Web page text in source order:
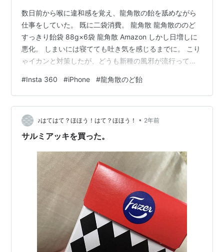
数日前から喉に違和感を覚え、龍角散の飴を舐めながら
仕事をしていた。 既に二袋消費。 龍角散 龍角散ののど
すっきり飴袋 88g×6袋 龍角散 Amazon しかし日増しに
悪化。 しまいには寝てても吐き気を感じるまでに。 こり
ゃイカンと対策したが、どうも新種の風邪が流行ってい
で飲み始めた。 やっと落ち着いて起き上がれたが、トー
タル三日は死んでた。 おかげで続いていたウォーキング
も記録が途絶えるし、おまけに誕生日を寝て過ごすハメ
になるし。 どこで罹ったんだろうね？と考えたが、多
分、博物館のあの人混み。 ちょうど無料開放日があり、
#Insta 360 #iPhone #龍角散のど飴
♪はてはて？ほほう！はて？ほほう！ • 2年前
サルミアッキを買った。